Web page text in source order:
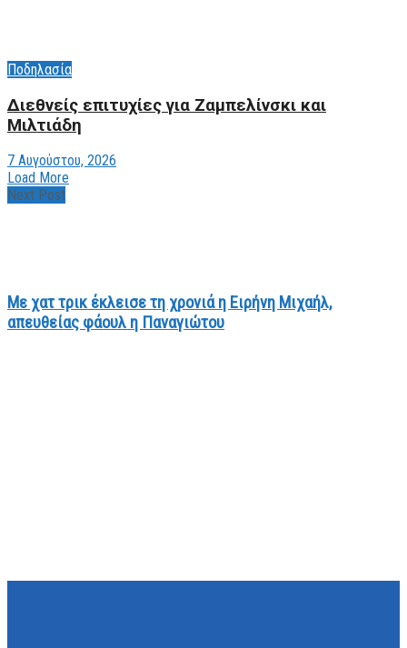
Ποδηλασία
Διεθνείς επιτυχίες για Ζαμπελίνσκι και
Μιλτιάδη
7 Αυγούστου, 2026
Load More
Next Post
Mε χατ τρικ έκλεισε τη χρονιά η Ειρήνη Μιχαήλ,
απευθείας φάουλ η Παναγιώτου